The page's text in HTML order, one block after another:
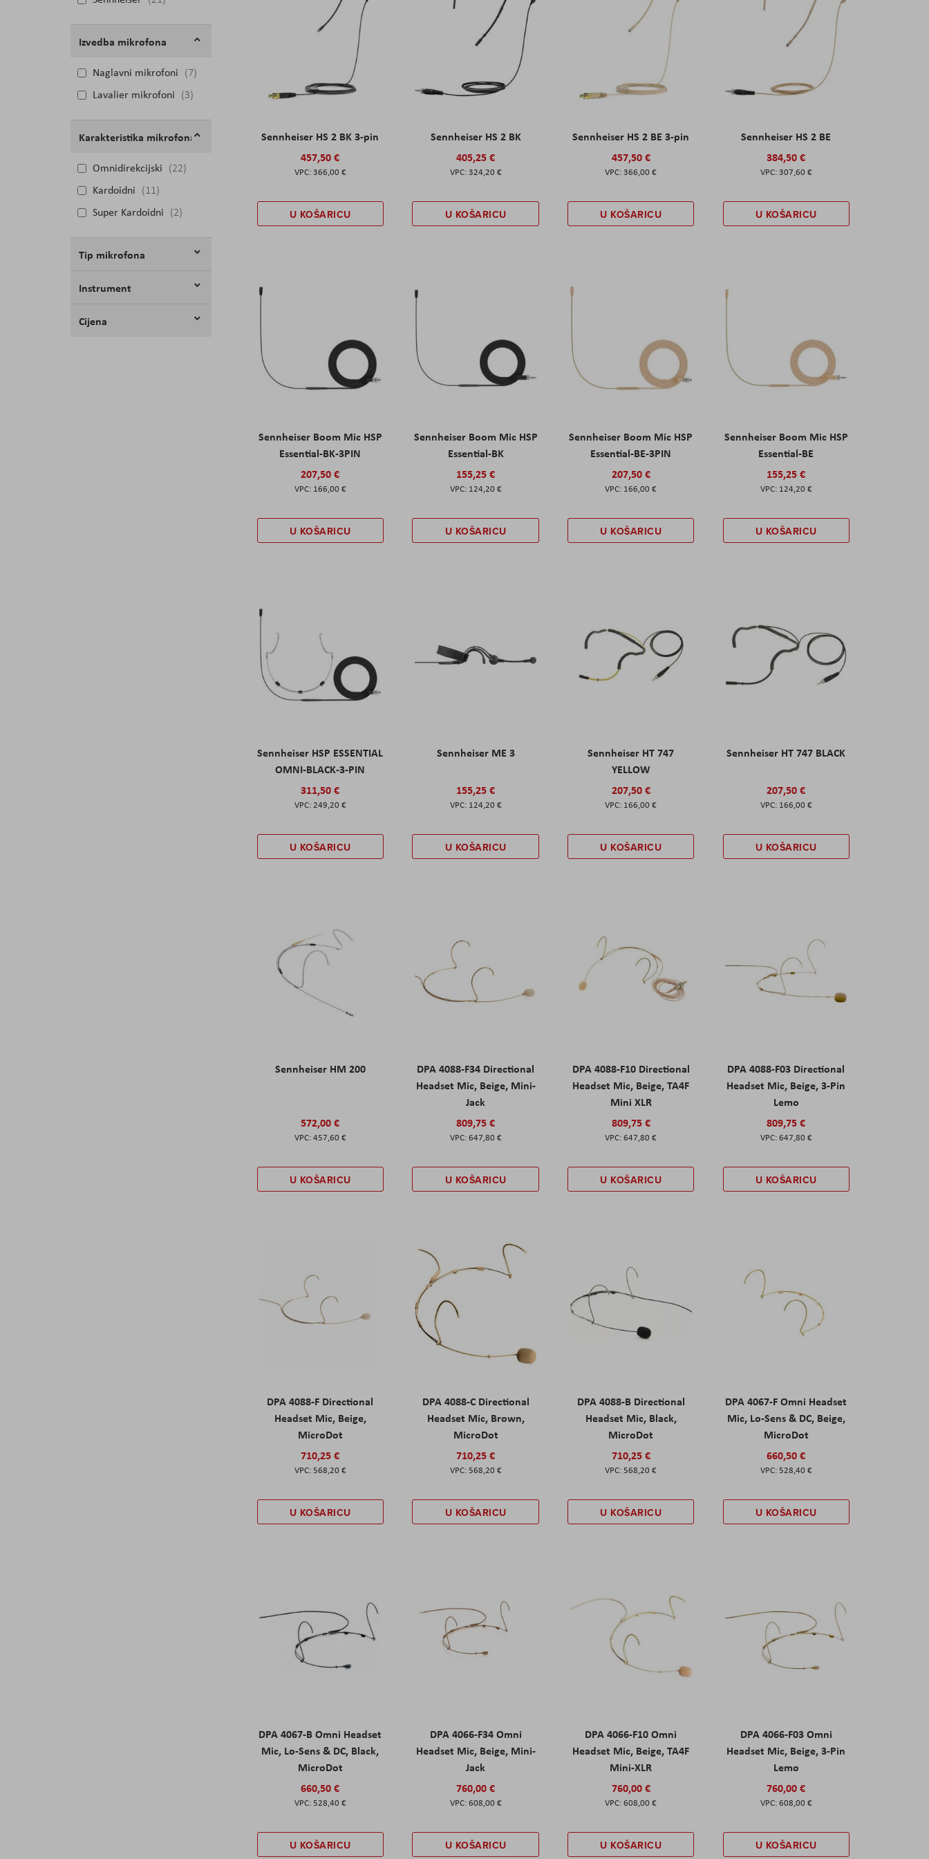
Sennheiser HS 2 BK 3-pin
457,50 €
366,00 €
U KOŠARICU
Sennheiser HS 2 BK
405,25 €
324,20 €
U KOŠARICU
Sennheiser HS 2 BE 3-pin
457,50 €
366,00 €
U KOŠARICU
Sennheiser HS 2 BE
384,50 €
307,60 €
U KOŠARICU
Sennheiser Boom Mic HSP
Essential-BK-3PIN
207,50 €
166,00 €
U KOŠARICU
Sennheiser Boom Mic HSP
Essential-BK
155,25 €
124,20 €
U KOŠARICU
Sennheiser Boom Mic HSP
Essential-BE-3PIN
207,50 €
166,00 €
U KOŠARICU
Sennheiser Boom Mic HSP
Essential-BE
155,25 €
124,20 €
U KOŠARICU
Sennheiser HSP ESSENTIAL
OMNI-BLACK-3-PIN
311,50 €
249,20 €
U KOŠARICU
Sennheiser ME 3
155,25 €
124,20 €
U KOŠARICU
Sennheiser HT 747
YELLOW
207,50 €
166,00 €
U KOŠARICU
Sennheiser HT 747 BLACK
207,50 €
166,00 €
U KOŠARICU
Sennheiser HM 200
572,00 €
457,60 €
U KOŠARICU
DPA 4088-F34 Directional
Headset Mic, Beige, Mini-
Jack
809,75 €
647,80 €
U KOŠARICU
DPA 4088-F10 Directional
Headset Mic, Beige, TA4F
Mini XLR
809,75 €
647,80 €
U KOŠARICU
DPA 4088-F03 Directional
Headset Mic, Beige, 3-Pin
Lemo
809,75 €
647,80 €
U KOŠARICU
DPA 4088-F Directional
Headset Mic, Beige,
MicroDot
710,25 €
568,20 €
U KOŠARICU
DPA 4088-C Directional
Headset Mic, Brown,
MicroDot
710,25 €
568,20 €
U KOŠARICU
DPA 4088-B Directional
Headset Mic, Black,
MicroDot
710,25 €
568,20 €
U KOŠARICU
DPA 4067-F Omni Headset
Mic, Lo-Sens & DC, Beige,
MicroDot
660,50 €
528,40 €
U KOŠARICU
DPA 4067-B Omni Headset
Mic, Lo-Sens & DC, Black,
MicroDot
660,50 €
528,40 €
U KOŠARICU
DPA 4066-F34 Omni
Headset Mic, Beige, Mini-
Jack
760,00 €
608,00 €
U KOŠARICU
DPA 4066-F10 Omni
Headset Mic, Beige, TA4F
Mini-XLR
760,00 €
608,00 €
U KOŠARICU
DPA 4066-F03 Omni
Headset Mic, Beige, 3-Pin
Lemo
760,00 €
608,00 €
U KOŠARICU
Izvedba mikrofona
Naglavni mikrofoni 7
Lavalier mikrofoni 3
Karakteristika mikrofona
Omnidirekcijski 22
Kardoidni 11
Super Kardoidni 2
Tip mikrofona
Instrument
Cijena